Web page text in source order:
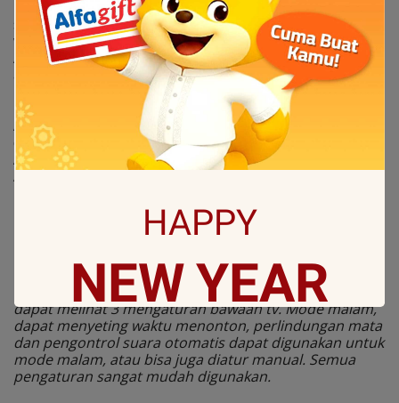
mode malam sehingga pencahayaan dapat lebih
sesuai.Di waktu yang sama, anda juga bisa menyeting
waktu menunton anda sesuai dengan kebiasaan anda.
Anda juga bisa menyeting waktu menonton untuk anak
anda untuk menumbuhkan kebiasaan menonton yang
Eye Protection/Perlindungan mata:
Agloritma berbasis chip dapat mendeteksi kecerahan tv
dan secara cerdas dapat menyesuaikan lampu latar.
Auto Volume Control/ Pengontrol suara otomatis
Adanya pengontrol suata otomatis yang dapat
perubahan volume suara yang mendadak.
Dengan menggunakan platform kesehatan, pengguna
dapat melihat 3 mengaturan bawaan tv. Mode malam,
dapat menyeting waktu menonton, perlindungan mata
dan pengontrol suara otomatis dapat digunakan untuk
mode malam, atau bisa juga diatur manual. Semua
pengaturan sangat mudah digunakan.
HAPPY
NEWYEAR
May all sorrows are washed away by God
and you
get showered with the best blessings! We